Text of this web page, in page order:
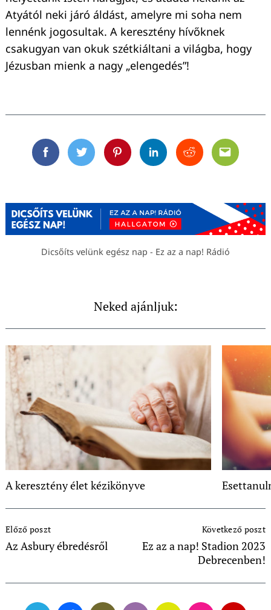
Atyától neki járó áldást, amelyre mi soha nem
lennénk jogosultak. A keresztény hívőknek
csakugyan van okuk szétkiáltani a világba, hogy
Jézusban mienk a nagy „elengedés”!
FacebookTwitterPinterestLinkedinRedditEmail
Dicsőíts velünk egész nap - Ez az a nap! Rádió
Neked ajánljuk:
A keresztény élet kézikönyve
Navigation
Előző poszt
Az Asbury ébredésről
Következő poszt
Ez az a nap! Stadion 2023
Debrecenben!